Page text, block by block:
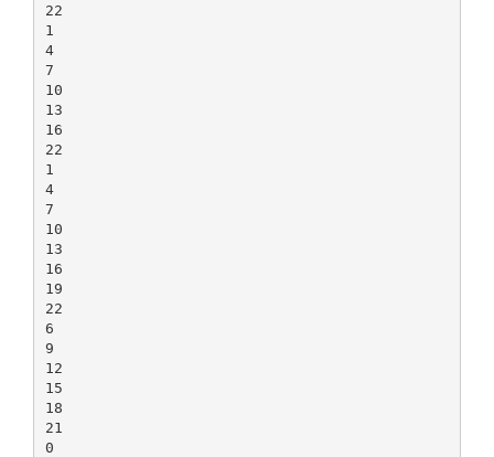
22
1
4
7
10
13
16
22
1
4
7
10
13
16
19
22
6
9
12
15
18
21
0